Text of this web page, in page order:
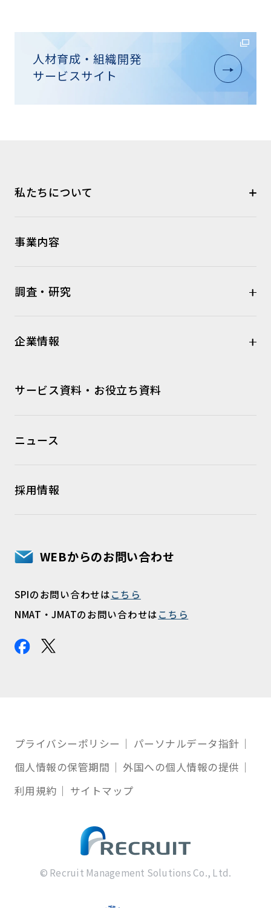
人材育成・組織開発
サービスサイト
私たちについて
事業内容
調査・研究
企業情報
サービス資料・お役立ち資料
ニュース
採用情報
WEBからのお問い合わせ
SPIのお問い合わせはこちら
NMAT・JMATのお問い合わせはこちら
プライバシーポリシー
パーソナルデータ指針
個人情報の保管期間
外国への個人情報の提供
利用規約
サイトマップ
© Recruit Management Solutions Co., Ltd.